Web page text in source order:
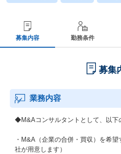
募集内容 勤務条件
募集
業務内容
◆M&Aコンサルタントとして、以下
・M&A（企業の合併・買収）を希
社が用意します）